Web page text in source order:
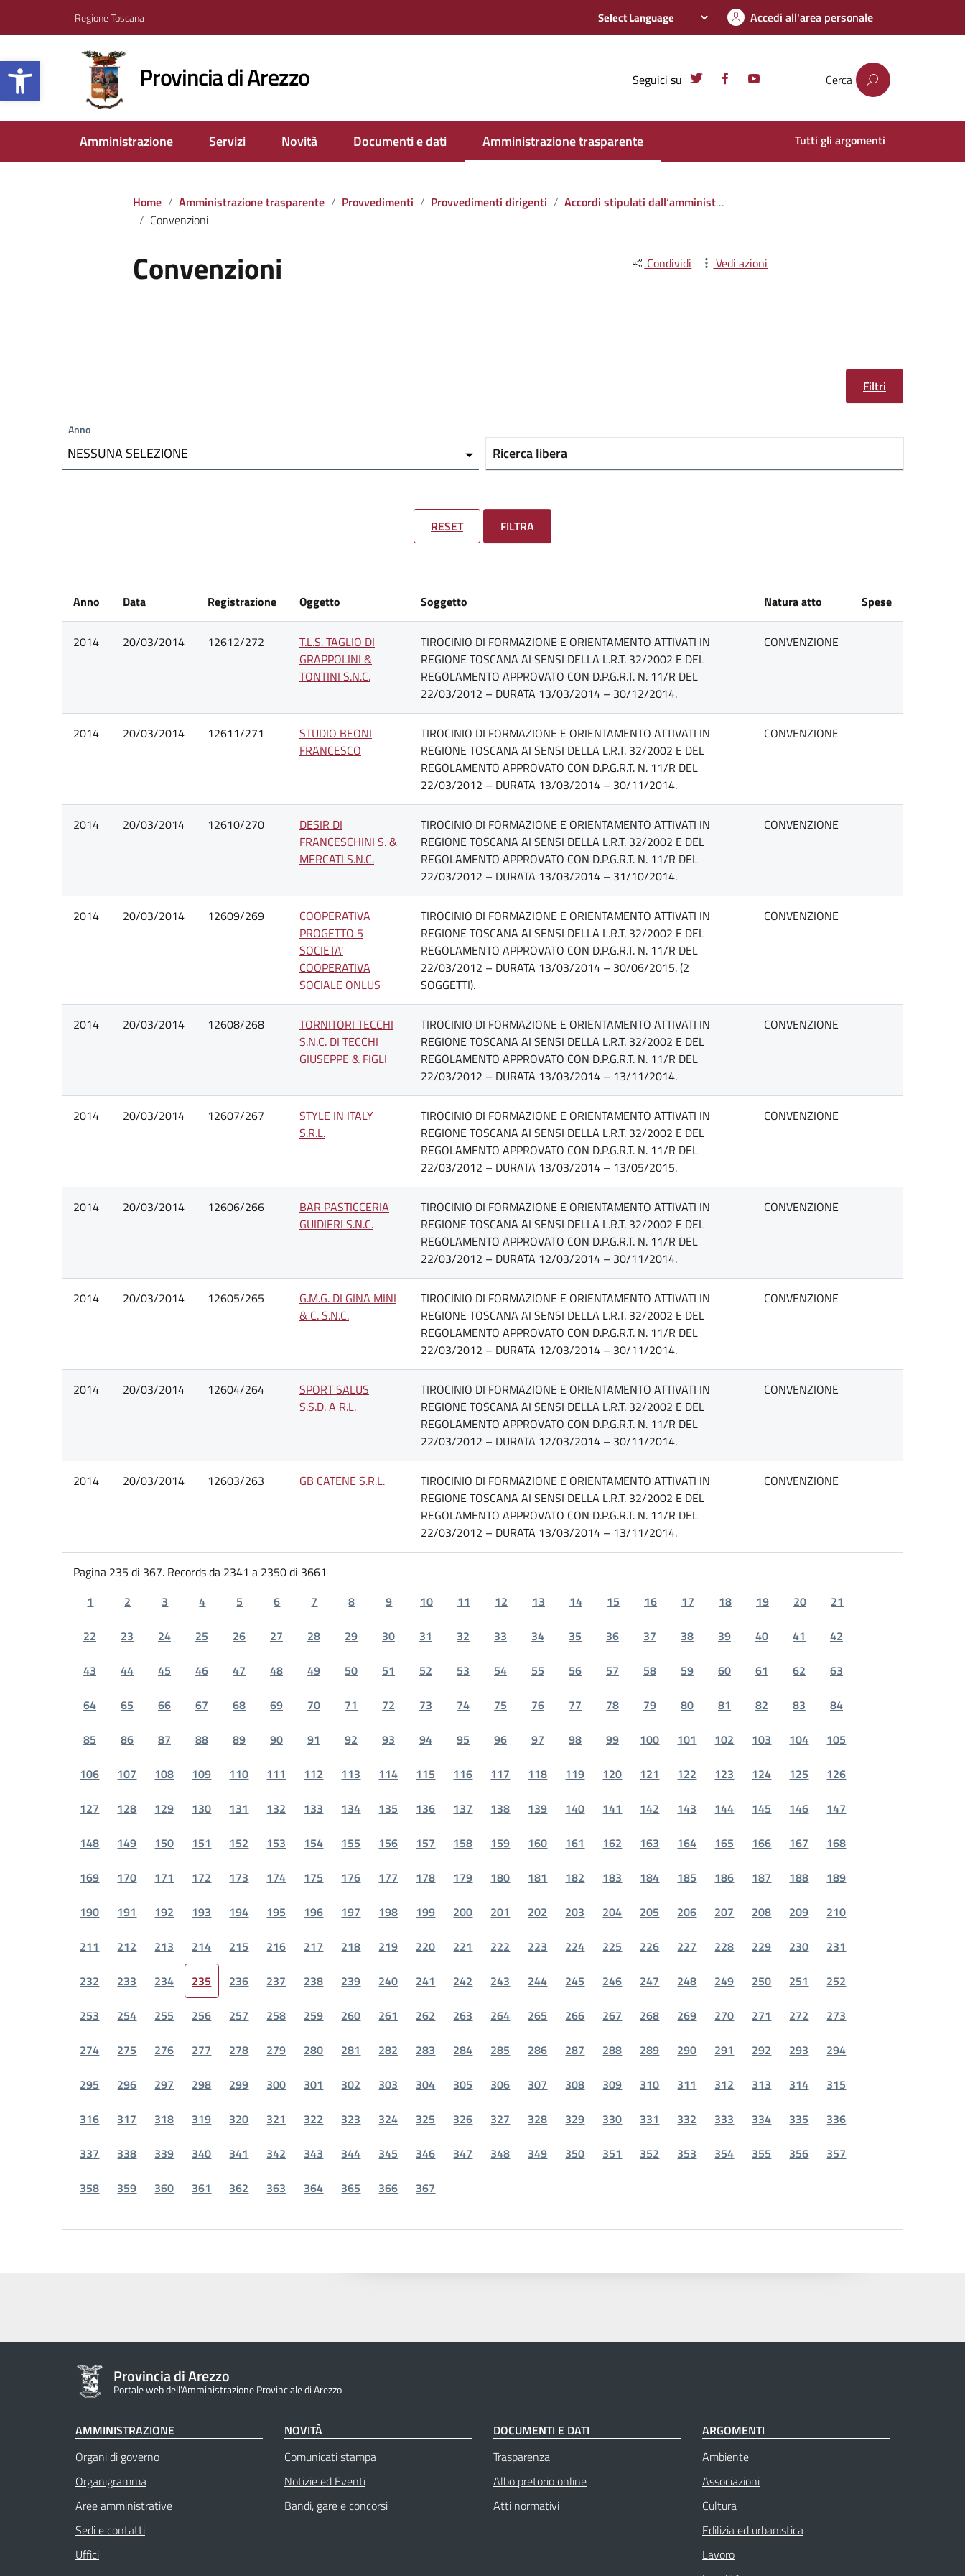
Apri la barra degli strumenti
Regione Toscana Accedi all'area personale
Provincia di Arezzo Seguici su Cerca
Amministrazione Servizi Novità Documenti e dati Amministrazione trasparente Tutti gli argomenti
Home Amministrazione trasparente Provvedimenti Provvedimenti dirigenti
Accordi stipulati dall‘amministrazione con soggetti privati o con altre amministrazioni pubbliche
Convenzioni
Convenzioni Condividi Vedi azioni
Filtri
Anno
NESSUNA SELEZIONE Ricerca libera
RESET FILTRA
Anno Data Registrazione Oggetto Soggetto Natura atto Spese
2014 20/03/2014 12612/272
T.L.S. TAGLIO DI
GRAPPOLINI &
TONTINI S.N.C.
TIROCINIO DI FORMAZIONE E ORIENTAMENTO ATTIVATI IN
REGIONE TOSCANA AI SENSI DELLA L.R.T. 32/2002 E DEL
REGOLAMENTO APPROVATO CON D.P.G.R.T. N. 11/R DEL
22/03/2012 – DURATA 13/03/2014 – 30/12/2014.
CONVENZIONE
2014 20/03/2014 12611/271
STUDIO BEONI
FRANCESCO
TIROCINIO DI FORMAZIONE E ORIENTAMENTO ATTIVATI IN
REGIONE TOSCANA AI SENSI DELLA L.R.T. 32/2002 E DEL
REGOLAMENTO APPROVATO CON D.P.G.R.T. N. 11/R DEL
22/03/2012 – DURATA 13/03/2014 – 30/11/2014.
CONVENZIONE
2014 20/03/2014 12610/270
DESIR DI
FRANCESCHINI S. &
MERCATI S.N.C.
TIROCINIO DI FORMAZIONE E ORIENTAMENTO ATTIVATI IN
REGIONE TOSCANA AI SENSI DELLA L.R.T. 32/2002 E DEL
REGOLAMENTO APPROVATO CON D.P.G.R.T. N. 11/R DEL
22/03/2012 – DURATA 13/03/2014 – 31/10/2014.
CONVENZIONE
2014 20/03/2014 12609/269
COOPERATIVA
PROGETTO 5
SOCIETA'
COOPERATIVA
SOCIALE ONLUS
TIROCINIO DI FORMAZIONE E ORIENTAMENTO ATTIVATI IN
REGIONE TOSCANA AI SENSI DELLA L.R.T. 32/2002 E DEL
REGOLAMENTO APPROVATO CON D.P.G.R.T. N. 11/R DEL
22/03/2012 – DURATA 13/03/2014 – 30/06/2015. (2
SOGGETTI).
CONVENZIONE
2014 20/03/2014 12608/268
TORNITORI TECCHI
S.N.C. DI TECCHI
GIUSEPPE & FIGLI
TIROCINIO DI FORMAZIONE E ORIENTAMENTO ATTIVATI IN
REGIONE TOSCANA AI SENSI DELLA L.R.T. 32/2002 E DEL
REGOLAMENTO APPROVATO CON D.P.G.R.T. N. 11/R DEL
22/03/2012 – DURATA 13/03/2014 – 13/11/2014.
CONVENZIONE
2014 20/03/2014 12607/267
STYLE IN ITALY
S.R.L.
TIROCINIO DI FORMAZIONE E ORIENTAMENTO ATTIVATI IN
REGIONE TOSCANA AI SENSI DELLA L.R.T. 32/2002 E DEL
REGOLAMENTO APPROVATO CON D.P.G.R.T. N. 11/R DEL
22/03/2012 – DURATA 13/03/2014 – 13/05/2015.
CONVENZIONE
2014 20/03/2014 12606/266
BAR PASTICCERIA
GUIDIERI S.N.C.
TIROCINIO DI FORMAZIONE E ORIENTAMENTO ATTIVATI IN
REGIONE TOSCANA AI SENSI DELLA L.R.T. 32/2002 E DEL
REGOLAMENTO APPROVATO CON D.P.G.R.T. N. 11/R DEL
22/03/2012 – DURATA 12/03/2014 – 30/11/2014.
CONVENZIONE
2014 20/03/2014 12605/265
G.M.G. DI GINA MINI
& C. S.N.C.
TIROCINIO DI FORMAZIONE E ORIENTAMENTO ATTIVATI IN
REGIONE TOSCANA AI SENSI DELLA L.R.T. 32/2002 E DEL
REGOLAMENTO APPROVATO CON D.P.G.R.T. N. 11/R DEL
22/03/2012 – DURATA 12/03/2014 – 30/11/2014.
CONVENZIONE
2014 20/03/2014 12604/264
SPORT SALUS
S.S.D. A R.L.
TIROCINIO DI FORMAZIONE E ORIENTAMENTO ATTIVATI IN
REGIONE TOSCANA AI SENSI DELLA L.R.T. 32/2002 E DEL
REGOLAMENTO APPROVATO CON D.P.G.R.T. N. 11/R DEL
22/03/2012 – DURATA 12/03/2014 – 30/11/2014.
CONVENZIONE
2014 20/03/2014 12603/263 GB CATENE S.R.L.
TIROCINIO DI FORMAZIONE E ORIENTAMENTO ATTIVATI IN
REGIONE TOSCANA AI SENSI DELLA L.R.T. 32/2002 E DEL
REGOLAMENTO APPROVATO CON D.P.G.R.T. N. 11/R DEL
22/03/2012 – DURATA 13/03/2014 – 13/11/2014.
CONVENZIONE
Pagina 235 di 367. Records da 2341 a 2350 di 3661
1
2 3 4 5 6 7 8 9 10 11 12 13 14 15 16 17 18 19 20
21
22
23 24 25 26 27 28 29 30 31 32 33 34 35 36 37 38 39 40 41
42
43
44 45 46 47 48 49 50 51 52 53 54 55 56 57 58 59 60 61 62
63
64
65 66 67 68 69 70 71 72 73 74 75 76 77 78 79 80 81 82 83
84
85
86 87 88 89 90 91 92 93 94 95 96 97 98 99 100 101 102 103 104
105
106
107 108 109 110 111 112 113 114 115 116 117 118 119 120 121 122 123 124 125
126
127
128 129 130 131 132 133 134 135 136 137 138 139 140 141 142 143 144 145 146
147
148
149 150 151 152 153 154 155 156 157 158 159 160 161 162 163 164 165 166 167
168
169
170 171 172 173 174 175 176 177 178 179 180 181 182 183 184 185 186 187 188
189
190
191 192 193 194 195 196 197 198 199 200 201 202 203 204 205 206 207 208 209
210
211
212 213 214 215 216 217 218 219 220 221 222 223 224 225 226 227 228 229 230
231
232
233 234 235 236 237 238 239 240 241 242 243 244 245 246 247 248 249 250 251
252
253
254 255 256 257 258 259 260 261 262 263 264 265 266 267 268 269 270 271 272
273
274
275 276 277 278 279 280 281 282 283 284 285 286 287 288 289 290 291 292 293
294
295
296 297 298 299 300 301 302 303 304 305 306 307 308 309 310 311 312 313 314
315
316
317 318 319 320 321 322 323 324 325 326 327 328 329 330 331 332 333 334 335
336
337
338 339 340 341 342 343 344 345 346 347 348 349 350 351 352 353 354 355 356
357
358
359 360 361 362 363 364 365 366 367
Provincia di Arezzo
Portale web dell'Amministrazione Provinciale di Arezzo
AMMINISTRAZIONE
Organi di governo
Organigramma
Aree amministrative
Sedi e contatti
Uffici
NOVITÀ
Comunicati stampa
Notizie ed Eventi
Bandi, gare e concorsi
DOCUMENTI E DATI
Trasparenza
Albo pretorio online
Atti normativi
ARGOMENTI
Ambiente
Associazioni
Cultura
Edilizia ed urbanistica
Lavoro